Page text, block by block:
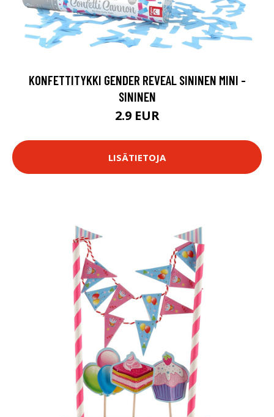
KONFETTITYKKI GENDER REVEAL SININEN MINI -
SININEN
2.9 EUR
LISÄTIETOJA